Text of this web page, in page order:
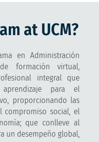
at UCM?
en Administración
formación virtual,
integral que
para el
proporcionando las
compromiso social, el
que conlleve al
un desempeño global,